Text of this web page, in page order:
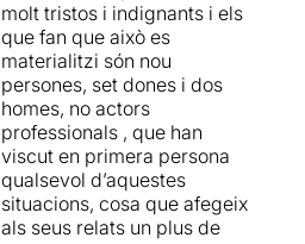
molt tristos i indignants i els
que fan que això es
materialitzi són nou
persones, set dones i dos
homes, no actors
professionals , que han
viscut en primera persona
qualsevol d’aquestes
situacions, cosa que afegeix
als seus relats un plus de